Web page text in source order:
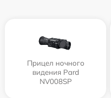
Прицел ночного
видения Pard
NV008SP